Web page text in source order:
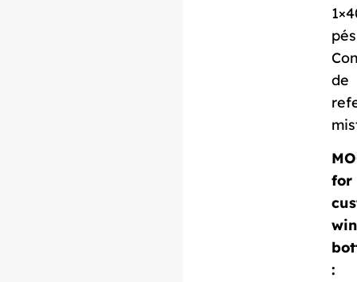
pés
de
for
: